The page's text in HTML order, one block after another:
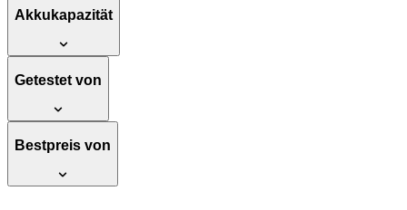
Akkukapazität
Getestet von
Bestpreis von